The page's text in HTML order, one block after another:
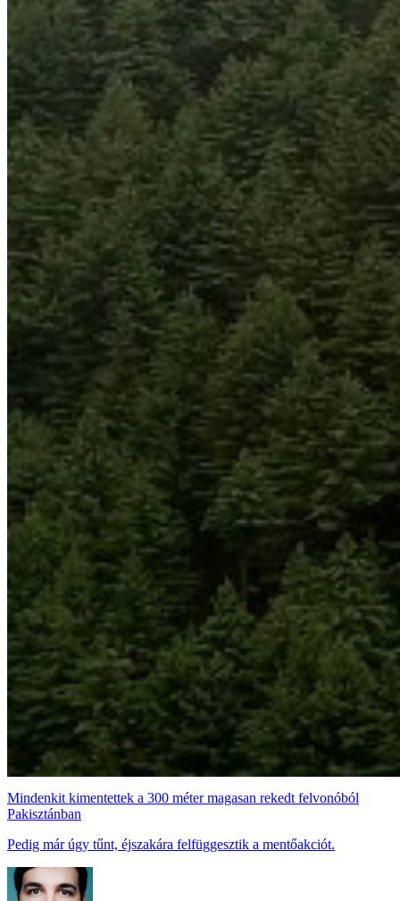
Mindenkit kimentettek a 300 méter magasan rekedt felvonóból
Pakisztánban
Pedig már úgy tűnt, éjszakára felfüggesztik a mentőakciót.